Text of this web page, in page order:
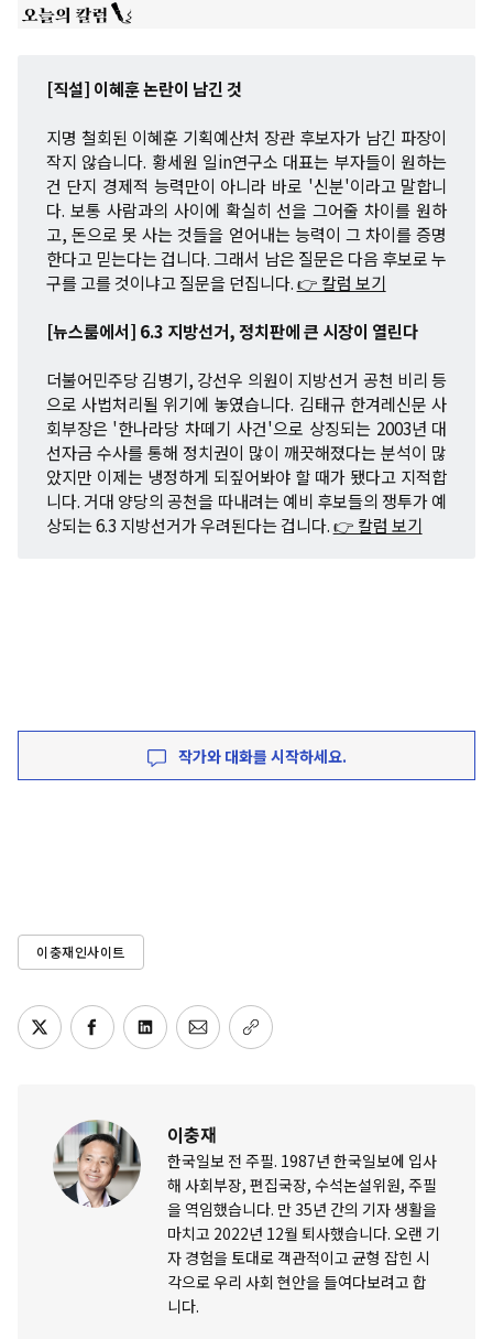
[직설] 이혜훈 논란이 남긴 것
지명 철회된 이혜훈 기획예산처 장관 후보자가 남긴 파장이
작지 않습니다. 황세원 일in연구소 대표는 부자들이 원하는
건 단지 경제적 능력만이 아니라 바로 '신분'이라고 말합니
다. 보통 사람과의 사이에 확실히 선을 그어줄 차이를 원하
고, 돈으로 못 사는 것들을 얻어내는 능력이 그 차이를 증명
한다고 믿는다는 겁니다. 그래서 남은 질문은 다음 후보로 누
구를 고를 것이냐고 질문을 던집니다.👉 칼럼 보기
[뉴스룸에서] 6.3 지방선거, 정치판에 큰 시장이 열린다
더불어민주당 김병기, 강선우 의원이 지방선거 공천 비리 등
으로 사법처리될 위기에 놓였습니다. 김태규 한겨레신문 사
회부장은 '한나라당 차떼기 사건'으로 상징되는 2003년 대
선자금 수사를 통해 정치권이 많이 깨끗해졌다는 분석이 많
았지만 이제는 냉정하게 되짚어봐야 할 때가 됐다고 지적합
니다. 거대 양당의 공천을 따내려는 예비 후보들의 쟁투가 예
상되는 6.3 지방선거가 우려된다는 겁니다.👉 칼럼 보기
작가와 대화를 시작하세요.
이충재인사이트
이충재
한국일보 전 주필. 1987년 한국일보에 입사
해 사회부장, 편집국장, 수석논설위원, 주필
을 역임했습니다. 만 35년 간의 기자 생활을
마치고 2022년 12월 퇴사했습니다. 오랜 기
자 경험을 토대로 객관적이고 균형 잡힌 시
각으로 우리 사회 현안을 들여다보려고 합
니다.